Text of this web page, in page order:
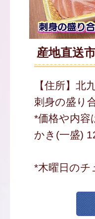
産地直送
【住所】北
刺身の盛り
*価格や内容
かき(一盛)
*木曜日のチ